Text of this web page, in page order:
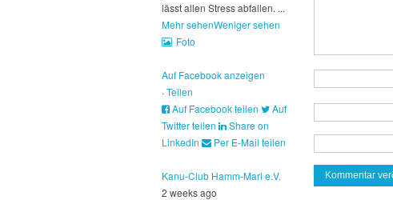
lässt allen Stress abfallen. ...
Mehr sehenWeniger sehen
Foto
Auf Facebook anzeigen
·Teilen
Auf Facebook teilen
Auf
Twitter teilen
Share on
LinkedIn
Per E-Mail teilen
Kanu-Club Hamm-Marl e.V.
2 weeks ago